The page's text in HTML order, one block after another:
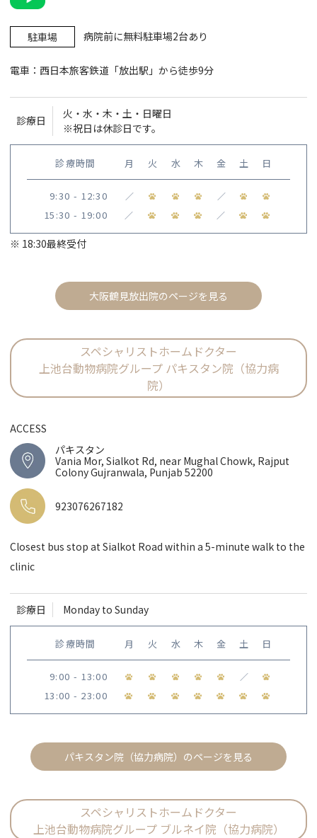
駐車場 病院前に無料駐車場2台あり
電車：西日本旅客鉄道「放出駅」から徒歩9分
診療日
火・水・木・土・日曜日
※祝日は休診日です。
診療時間 月 火 水 木 金 土 日
9:30 - 12:30 ／ ／
15:30 - 19:00 ／ ／
※ 18:30最終受付
大阪鶴見放出院のページを見る
スペシャリストホームドクター
上池台動物病院グループ パキスタン院（協力病
院）
ACCESS
パキスタン
Vania Mor, Sialkot Rd, near Mughal Chowk, Rajput
Colony Gujranwala, Punjab 52200
923076267182
Closest bus stop at Sialkot Road within a 5-minute walk to the
clinic
診療日 Monday to Sunday
診療時間 月 火 水 木 金 土 日
9:00 - 13:00 ／
13:00 - 23:00
パキスタン院（協力病院）のページを見る
スペシャリストホームドクター
上池台動物病院グループ ブルネイ院（協力病院）